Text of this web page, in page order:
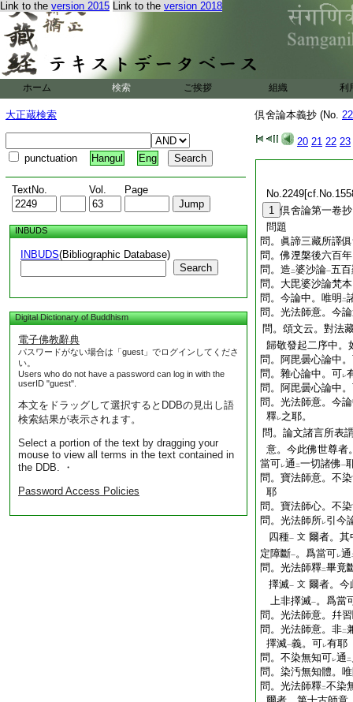
Link to the version 2015 Link to the version 2018
ホーム 検索 ご挨拶 組織 利
大正蔵検索
punctuation Hangul Eng
TextNo. Vol. Page
INBUDS
INBUDS(Bibliographic Database)
Search
Digital Dictionary of Buddhism
電子佛教辭典
パスワードがない場合は「guest」でログインしてくださ
い。
Users who do not have a password can log in with the
userID "guest".
本文をドラッグして選択するとDDBの見出し語
検索結果が表示されます。
Select a portion of the text by dragging your
mouse to view all terms in the text contained in
the DDB. ・
Password Access Policies
倶舍論本義抄 (No.
20 21 22 23
1 倶舍論第一卷抄
問題
問。眞諦三藏所譯
問。佛𣵀槃後六百
問。造 二婆沙論一五
問。大毘婆沙論梵
問。今論中。唯明 二
問。光法師意。今
問。頌文云。對法
歸敬發起二序中。
問。阿毘曇心論中
問。雜心論中。可レ
問。阿毘曇心論中
問。光法師意。今
釋レ之耶。
問。論文諸言所表
意。今此佛世尊者
當可レ通 二一切諸佛一
問。寶法師意。不
耶
問。寶法師心。不
問。光法師所レ引今
四種一 文 爾者。其
定障斷一。爲當可レ通
問。光法師釋二畢竟
擇滅一 文 爾者。今
上非擇滅一。爲當
問。光法師意。幷
問。光法師意。非二
擇滅一義。可レ有耶
問。不染無知可レ通 二
問。染汚無知體。
問。光法師釋二不染